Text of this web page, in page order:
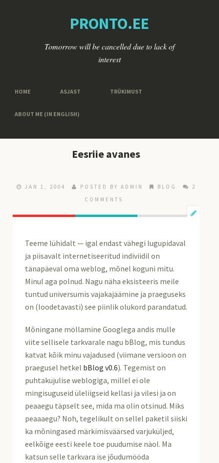
PRONTO.EE
Tomorrow will be cancelled due to lack of
interest
HOME ASJAST TRÜKIMUST
ABOUT ME (IN ENGLISH)
Eesriie avanes
JAN 1, 2004 POSTED BY ADMIN BLOG
2
COMMENTS
Teeme lühidalt — igal endast vähegi lugupidaval
ja piisavalt internetiseeritud indiviidil on
tänapäeval oma weblog, mõnel koguni mitu.
Minul aga polnud. Nagu näha eksisteeris meile
tuntud universumis vajakajäämine ja praeguseks
on (loodetavasti) see piinlik olukord parandatud.
Mõningane möllamine Googlega andis mulle
viite sellisele tarkvarale nagu bBlog, mis tundus
katvat kõik minu vajadused (viimane versioon on
praegusel hetkel bBlog v0.6). Tegemist on
puhtakujulise weblogiga, millel ei ole
mingisuguseid üleliigseid kellasi ja vilesi ja on
peaaegu täpselt see, mida ma olin otsinud. Miks
peaaaegu? Noh, tegelikult on sellel paketil siiski
ka mõningased märkimisväärsed varjuküljed,
eelkõige eesti keele toe puudumise näol. Ma
katsun selle tarkvara ise jõudumööda